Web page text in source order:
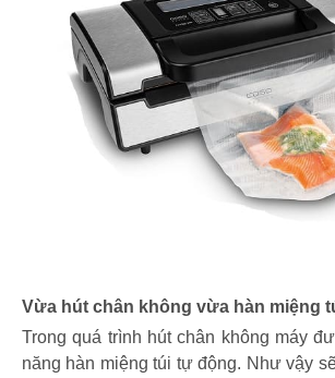
Vừa hút chân không vừa hàn miệng
Trong quá trình hút chân không máy
năng hàn miệng túi tự động. Như vậy